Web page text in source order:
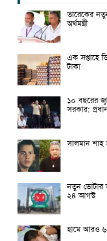
তারেকের
অর্থমন্ত্রী
এক সপ্তাহে
টাকা
১০ বছরের
সরকার:
সালমান শাহ
নতুন ভোটার
২৪ আগস্ট
হামে আরও